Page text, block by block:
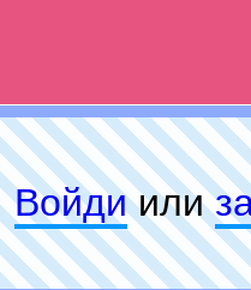
Войдиили